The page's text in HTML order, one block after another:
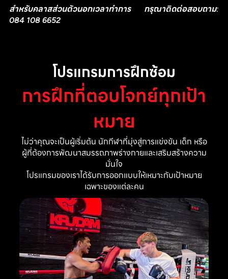
สำหรับคลาสส่วนตัวนอกเวลาทำการ กรุณาติดต่อสอบถาม:
084 108 6652
โปรแกรมการฝึกซ้อม
การฝึกที่ตอบโจทย์ทุกเป้า
หมาย
ไม่ว่าคุณจะเป็นผู้เริ่มต้น นักกีฬาที่มุ่งสู่การแข่งขัน เด็ก หรือ
ผู้ที่ต้องการพัฒนาสมรรถภาพร่างกายและเสริมสร้างความ
มั่นใจ
โปรแกรมของเราได้รับการออกแบบให้เหมาะกับเป้าหมาย
เฉพาะของแต่ละคน